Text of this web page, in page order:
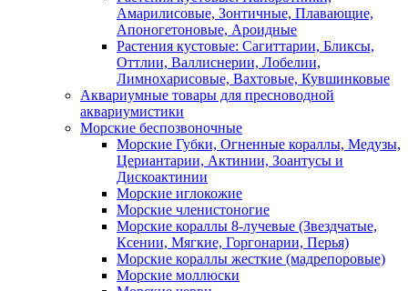
Амарилисовые, Зонтичные, Плавающие,
Апоногетоновые, Ароидные
Растения кустовые: Сагиттарии, Бликсы,
Оттлии, Валлиснерии, Лобелии,
Лимнохарисовые, Вахтовые, Кувшинковые
Аквариумные товары для пресноводной
аквариумистики
Морские беспозвоночные
Морские Губки, Огненные кораллы, Медузы,
Цериантарии, Актинии, Зоантусы и
Дискоактинии
Морские иглокожие
Морские членистоногие
Морские кораллы 8-лучевые (Звездчатые,
Ксении, Мягкие, Горгонарии, Перья)
Морские кораллы жесткие (мадрепоровые)
Морские моллюски